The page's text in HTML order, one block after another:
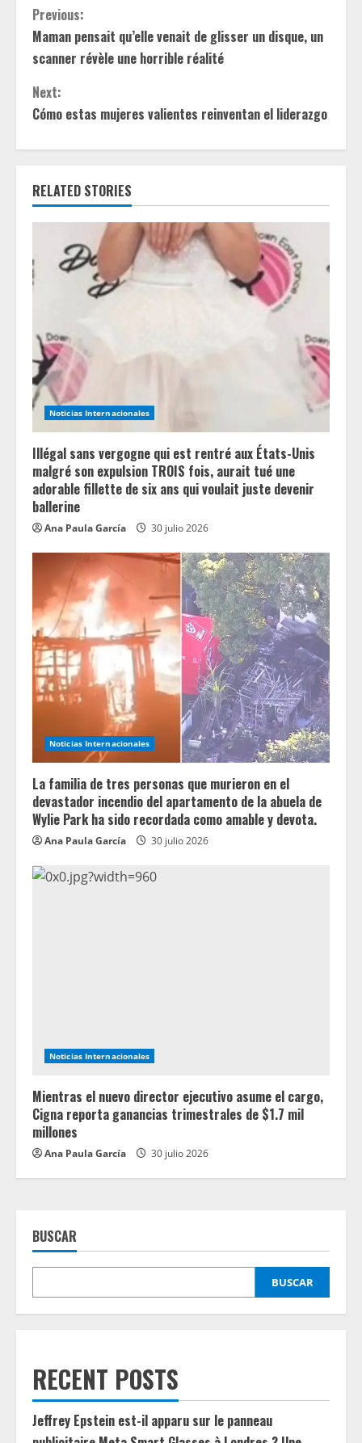
C
o
n
t
i
n
u
e
R
e
a
d
i
n
g
Previous:
Maman pensait qu’elle venait de glisser un disque, un
scanner révèle une horrible réalité
Next:
Cómo estas mujeres valientes reinventan el liderazgo
RELATED STORIES
Noticias Internacionales
Illégal sans vergogne qui est rentré aux États-Unis
malgré son expulsion TROIS fois, aurait tué une
adorable fillette de six ans qui voulait juste devenir
ballerine
Ana Paula García 30 julio 2026
Noticias Internacionales
La familia de tres personas que murieron en el
devastador incendio del apartamento de la abuela de
Wylie Park ha sido recordada como amable y devota.
Ana Paula García 30 julio 2026
Noticias Internacionales
Mientras el nuevo director ejecutivo asume el cargo,
Cigna reporta ganancias trimestrales de $1.7 mil
millones
Ana Paula García 30 julio 2026
BUSCAR
BUSCAR
RECENT POSTS
Jeffrey Epstein est-il apparu sur le panneau